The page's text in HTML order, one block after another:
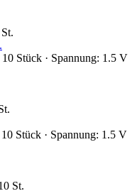
Stück · Spannung: 1.5 V
Stück · Spannung: 1.5 V